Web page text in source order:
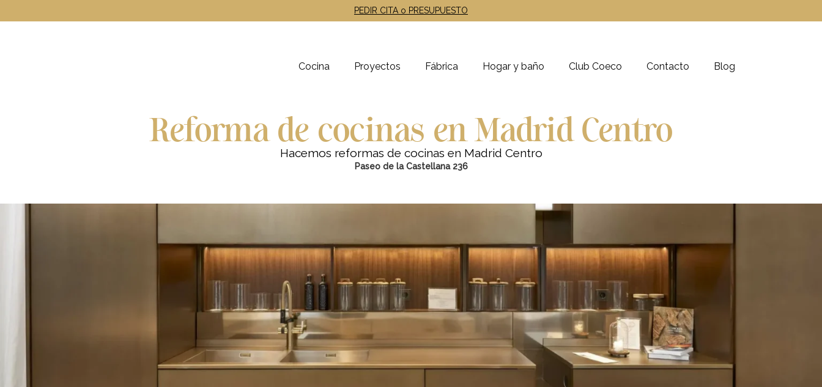
PEDIR CITA o PRESUPUESTO
Cocina Proyectos Fábrica Hogar y baño Club Coeco Contacto Blog
Reforma de cocinas en Madrid Centro
Hacemos reformas de cocinas en Madrid Centro
Paseo de la Castellana 236